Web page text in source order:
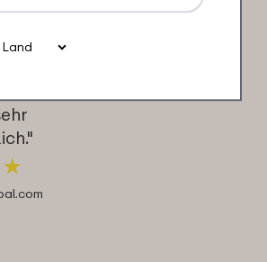
ist sehr
★
★